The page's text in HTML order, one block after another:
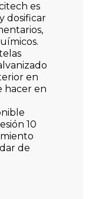
es
dosificar
en
hacer en
10
de